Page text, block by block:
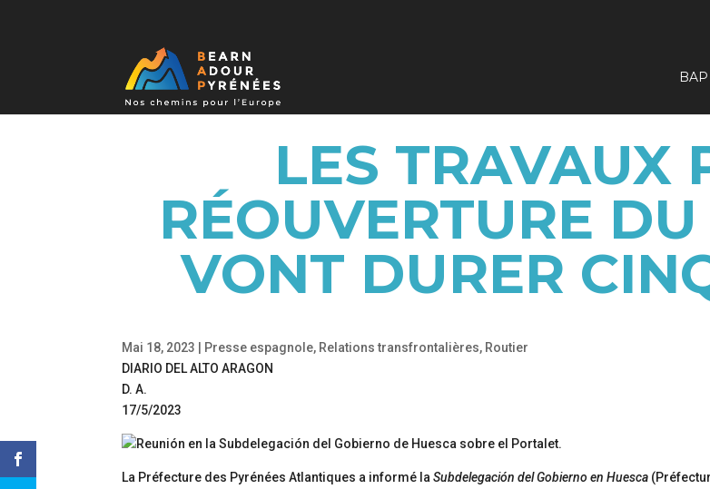
BAP
LES TRAVAUX
RÉOUVERTURE
VONT DURER
Mai 18, 2023 Presse espagnole, Relations transfrontalières, Routier
DIARIO DEL ALTO ARAGON
D. A.
17/5/2023
La Préfecture des Pyrénées Atlantiques a informé laSubdelegación del Gobierno en Huesca